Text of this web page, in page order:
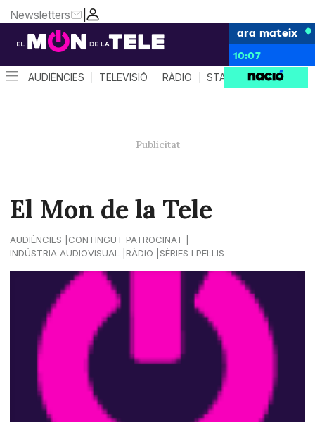
|
Newsletters
ara mateix
10:07
AUDIÈNCIES TELEVISIÓ RÀDIO STAR SYSTEM
El Mon de la Tele
AUDIÈNCIES
CONTINGUT PATROCINAT
INDÚSTRIA AUDIOVISUAL
RÀDIO SÈRIES I PEL·LIS